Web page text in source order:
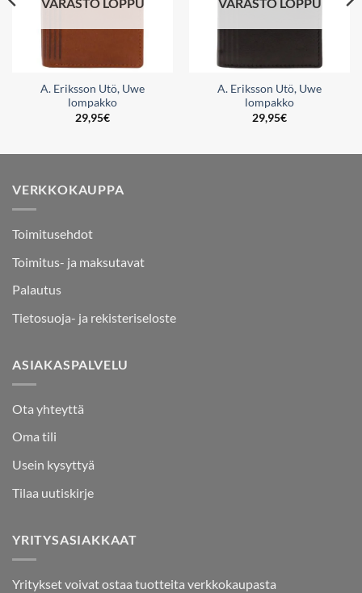
A. Eriksson Utö, Uwe
lompakko
29,95€
A. Eriksson Utö, Uwe
lompakko
29,95€
VERKKOKAUPPA
Toimitusehdot
Toimitus- ja maksutavat
Palautus
Tietosuoja- ja rekisteriseloste
ASIAKASPALVELU
Ota yhteyttä
Oma tili
Usein kysyttyä
Tilaa uutiskirje
YRITYSASIAKKAAT
Yritykset voivat ostaa tuotteita verkkokaupasta